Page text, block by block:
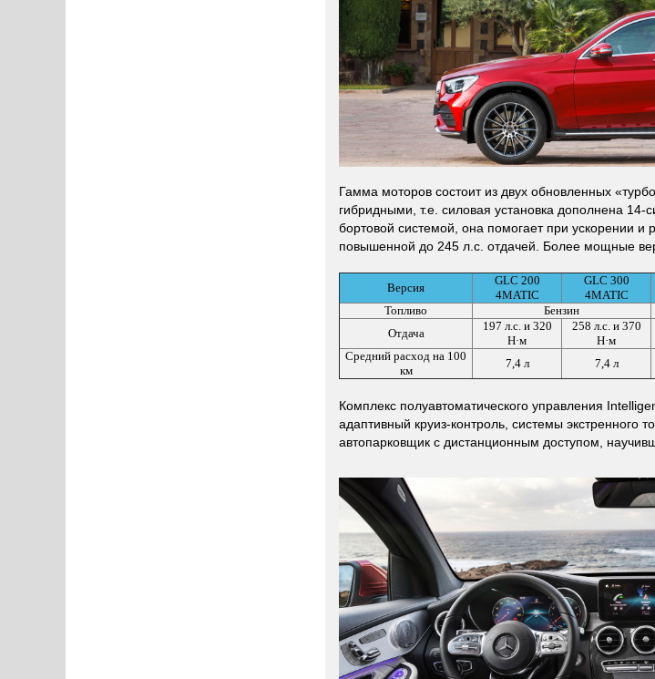
Гамма моторов состоит из двух обновленных
гибридными, т.е. силовая установка дополнена
бортовой системой, она помогает при ускорении и
повышенной до 245 л.с. отдачей. Более мощные
Версия
GLC 200
4MATIC
GLC 300
4MATIC
Топливо
Бензин
Отдача
197 л.с. и 320
Н·м
258 л.с. и 370
Н·м
Средний расход на 100
км
7,4 л 7,4 л
Комплекс полуавтоматического управления
адаптивный круиз-контроль, системы экстренного
автопарковщик с дистанционным доступом,